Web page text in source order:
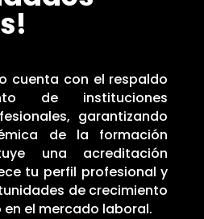
cuenta con el respaldo
de instituciones
garantizando
de la formación
una acreditación
tu perfil profesional y
de crecimiento
el mercado laboral.